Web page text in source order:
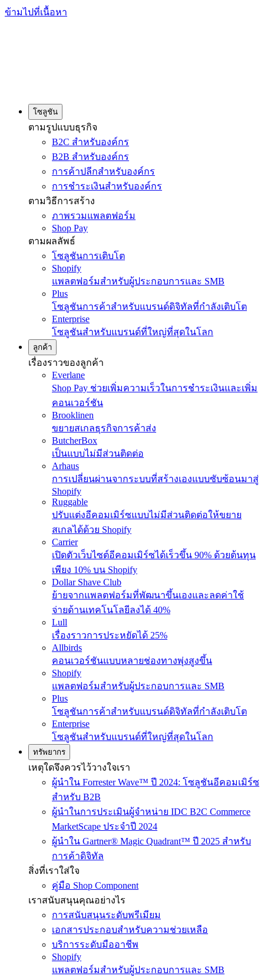
ข้ามไปที่เนื้อหา
โซลูชัน
ตามรูปแบบธุรกิจ
B2C สำหรับองค์กร
B2B สำหรับองค์กร
การค้าปลีกสำหรับองค์กร
การชำระเงินสำหรับองค์กร
ตามวิธีการสร้าง
ภาพรวมแพลตฟอร์ม
Shop Pay
ตามผลลัพธ์
โซลูชันการเติบโต
Shopify
แพลตฟอร์มสำหรับผู้ประกอบการและ SMB
Plus
โซลูชันการค้าสำหรับแบรนด์ดิจิทัลที่กำลังเติบโต
Enterprise
โซลูชันสำหรับแบรนด์ที่ใหญ่ที่สุดในโลก
ลูกค้า
เรื่องราวของลูกค้า
Everlane
Shop Pay ช่วยเพิ่มความเร็วในการชำระเงินและเพิ่ม
คอนเวอร์ชัน
Brooklinen
ขยายสเกลธุรกิจการค้าส่ง
ButcherBox
เป็นแบบไม่มีส่วนติดต่อ
Arhaus
การเปลี่ยนผ่านจากระบบที่สร้างเองแบบซับซ้อนมาสู่
Shopify
Ruggable
ปรับแต่งอีคอมเมิร์ซแบบไม่มีส่วนติดต่อให้ขยาย
สเกลได้ด้วย Shopify
Carrier
เปิดตัวเว็บไซต์อีคอมเมิร์ซได้เร็วขึ้น 90% ด้วยต้นทุน
เพียง 10% บน Shopify
Dollar Shave Club
ย้ายจากแพลตฟอร์มที่พัฒนาขึ้นเองและลดค่าใช้
จ่ายด้านเทคโนโลยีลงได้ 40%
Lull
เรื่องราวการประหยัดได้ 25%
Allbirds
คอนเวอร์ชันแบบหลายช่องทางพุ่งสูงขึ้น
Shopify
แพลตฟอร์มสำหรับผู้ประกอบการและ SMB
Plus
โซลูชันการค้าสำหรับแบรนด์ดิจิทัลที่กำลังเติบโต
Enterprise
โซลูชันสำหรับแบรนด์ที่ใหญ่ที่สุดในโลก
ทรัพยากร
เหตุใดจึงควรไว้วางใจเรา
ผู้นำใน Forrester Wave™ ปี 2024: โซลูชันอีคอมเมิร์ซ
สำหรับ B2B
ผู้นำในการประเมินผู้จำหน่าย IDC B2C Commerce
MarketScape ประจำปี 2024
ผู้นำใน Gartner® Magic Quadrant™ ปี 2025 สำหรับ
การค้าดิจิทัล
สิ่งที่เราใส่ใจ
คู่มือ Shop Component
เราสนับสนุนคุณอย่างไร
การสนับสนุนระดับพรีเมียม
เอกสารประกอบสำหรับความช่วยเหลือ
บริการระดับมืออาชีพ
Shopify
แพลตฟอร์มสำหรับผู้ประกอบการและ SMB